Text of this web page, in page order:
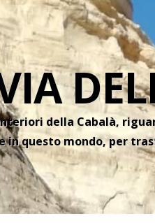
della Cabalà,
in questo mondo, per